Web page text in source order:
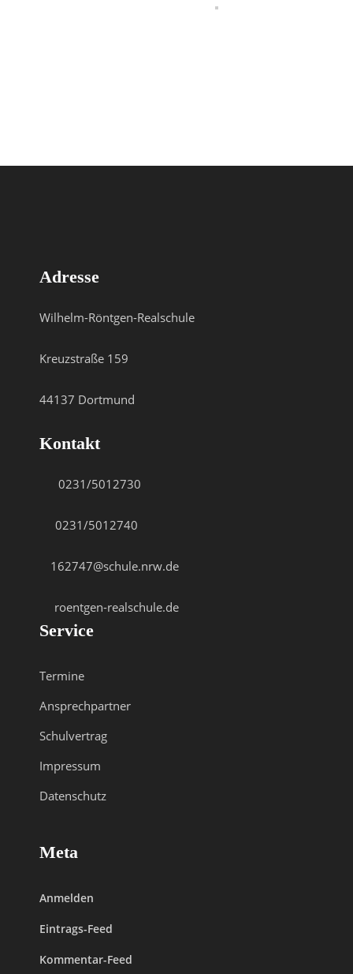
Adresse
Wilhelm-Röntgen-Realschule
Kreuzstraße 159
44137 Dortmund
Kontakt
0231/5012730
0231/5012740
162747@schule.nrw.de
roentgen-realschule.de
Service
Termine
Ansprechpartner
Schulvertrag
Impressum
Datenschutz
Meta
Anmelden
Eintrags-Feed
Kommentar-Feed